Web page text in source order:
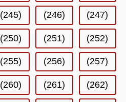
(245) (246) (247)
(250) (251) (252)
(255) (256) (257)
(260) (261) (262)